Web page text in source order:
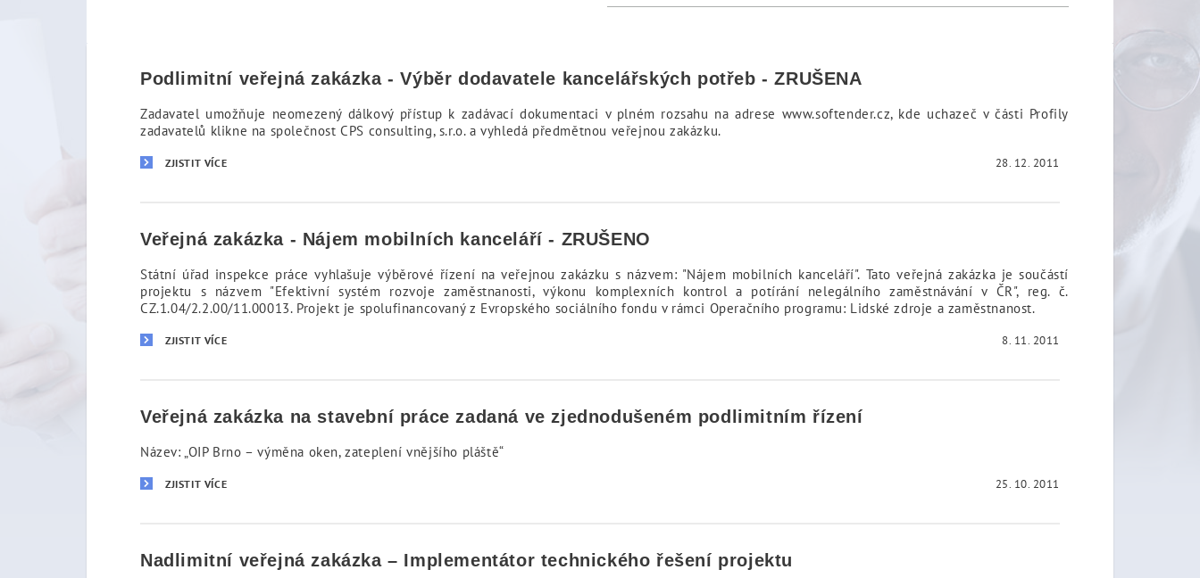
Podlimitní veřejná zakázka - Výběr dodavatele kancelářských potřeb - ZRUŠENA
Zadavatel umožňuje neomezený dálkový přístup k zadávací dokumentaci v plném rozsahu na adrese www.softender.cz, kde uchazeč v části Profily
zadavatelů klikne na společnost CPS consulting, s.r.o. a vyhledá předmětnou veřejnou zakázku.
ZJISTIT VÍCE 28. 12. 2011
Veřejná zakázka - Nájem mobilních kanceláří - ZRUŠENO
Státní úřad inspekce práce vyhlašuje výběrové řízení na veřejnou zakázku s názvem: "Nájem mobilních kanceláří". Tato veřejná zakázka je součástí
projektu s názvem "Efektivní systém rozvoje zaměstnanosti, výkonu komplexních kontrol a potírání nelegálního zaměstnávání v ČR", reg. č.
CZ.1.04/2.2.00/11.00013. Projekt je spolufinancovaný z Evropského sociálního fondu v rámci Operačního programu: Lidské zdroje a zaměstnanost.
ZJISTIT VÍCE 8. 11. 2011
Veřejná zakázka na stavební práce zadaná ve zjednodušeném podlimitním řízení
Název: „OIP Brno – výměna oken, zateplení vnějšího pláště“
ZJISTIT VÍCE 25. 10. 2011
Nadlimitní veřejná zakázka – Implementátor technického řešení projektu